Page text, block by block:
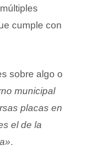
cumple con
sobre algo o
municipal
placas en
el de la
.